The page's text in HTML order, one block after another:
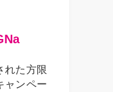
れた方限
ャンペー